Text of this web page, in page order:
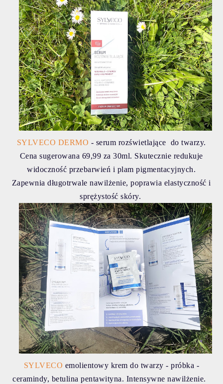
SYLVECO DERMO - serum rozświetlające do twarzy.
Cena sugerowana 69,99 za 30ml. Skutecznie redukuje
widoczność przebarwień i plam pigmentacyjnych.
Zapewnia długotrwale nawilżenie, poprawia elastyczność i
sprężystość skóry.
SYLVECO emolientowy krem do twarzy - próbka -
ceramindy, betulina pentawityna. Intensywne nawilżenie.